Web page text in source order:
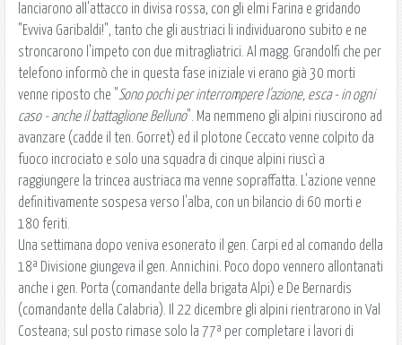
lanciarono all'attacco in divisa rossa, con gli elmi Farina e gridando
"Evviva Garibaldi!", tanto che gli austriaci li individuarono subito e ne
stroncarono l'impeto con due mitragliatrici. Al magg. Grandolfi che per
telefono informò che in questa fase iniziale vi erano già 30 morti
venne riposto che " Sono pochi per interrompere l'azione, esca - in ogni
caso - anche il battaglione Belluno". Ma nemmeno gli alpini riuscirono ad
avanzare (cadde il ten. Gorret) ed il plotone Ceccato venne colpito da
fuoco incrociato e solo una squadra di cinque alpini riuscì a
raggiungere la trincea austriaca ma venne sopraffatta. L'azione venne
definitivamente sospesa verso l'alba, con un bilancio di 60 morti e
180 feriti.
Una settimana dopo veniva esonerato il gen. Carpi ed al comando della
18ª Divisione giungeva il gen. Annichini. Poco dopo vennero allontanati
anche i gen. Porta (comandante della brigata Alpi) e De Bernardis
(comandante della Calabria). Il 22 dicembre gli alpini rientrarono in Val
Costeana; sul posto rimase solo la 77ª per completare i lavori di